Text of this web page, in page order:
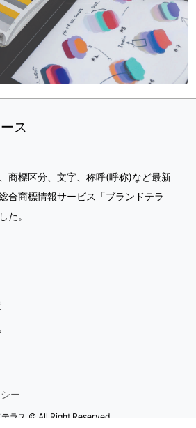
ス
商標区分、文字、称呼(呼称)など最新
合商標情報サービス「ブランドテラ
た。
ー
テラス © All Right Reserved.